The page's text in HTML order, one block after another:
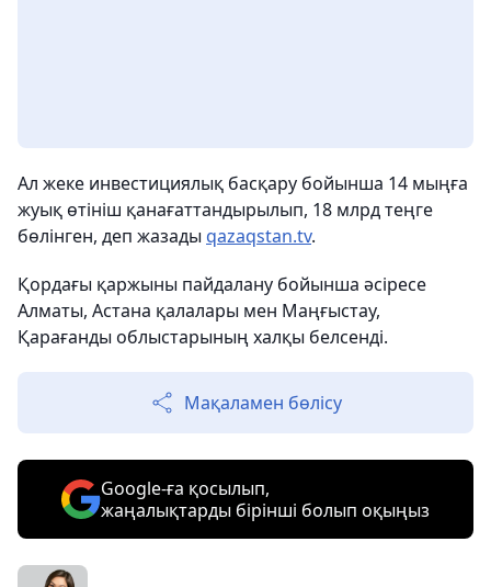
Ал жеке инвестициялық басқару бойынша 14 мыңға
жуық өтініш қанағаттандырылып, 18 млрд теңге
бөлінген, деп жазады qazaqstan.tv.
Қордағы қаржыны пайдалану бойынша әсіресе
Алматы, Астана қалалары мен Маңғыстау,
Қарағанды облыстарының халқы белсенді.
Мақаламен бөлісу
Google-ға қосылып,
жаңалықтарды бірінші болып оқыңыз